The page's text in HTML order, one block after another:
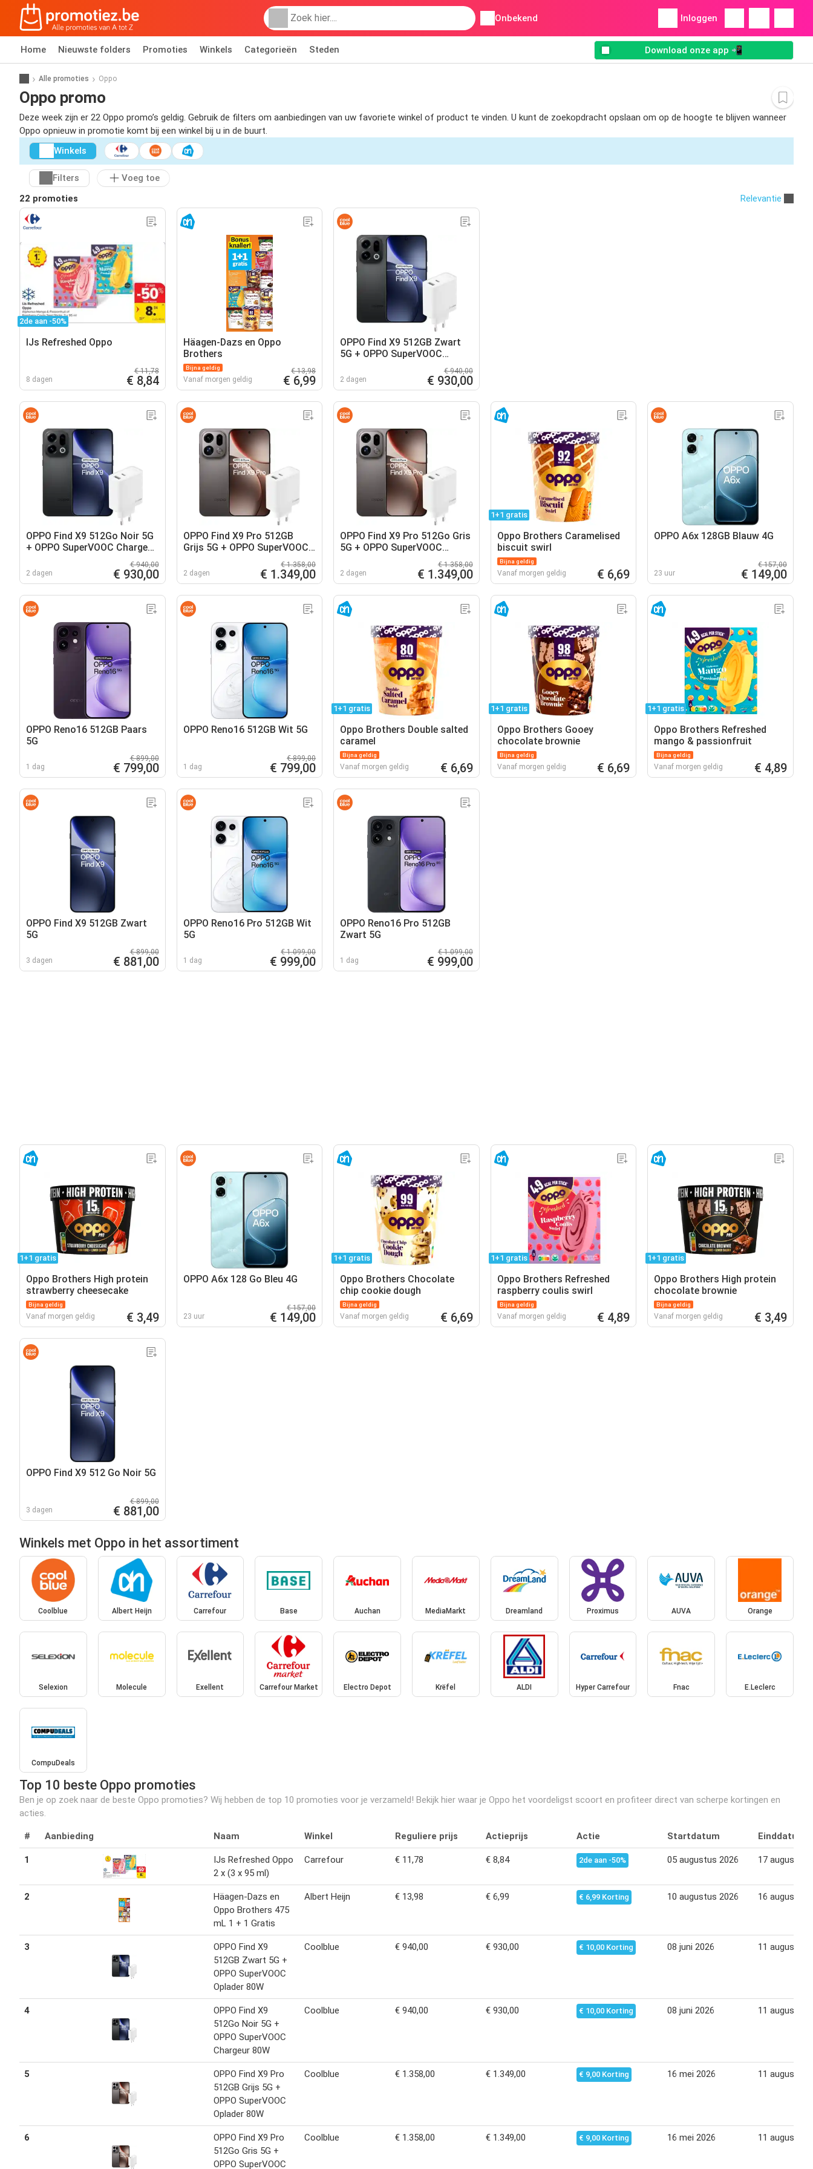
Onbekend Inloggen
Home Nieuwste folders Promoties Winkels Categorieën Steden Download onze app 📲
Alle promoties Oppo
Oppo promo
Deze week zijn er 22 Oppo promo’s geldig. Gebruik de filters om aanbiedingen van uw favoriete winkel of product te vinden. U kunt de zoekopdracht opslaan om op de hoogte te blijven wanneer
Oppo opnieuw in promotie komt bij een winkel bij u in de buurt.
Winkels
Filters
Voeg toe
22 promoties
Relevantie
2de aan -50%
IJs Refreshed Oppo
8 dagen
€ 11,78
€ 8,84
Häagen-Dazs en Oppo
Brothers
Bijna geldig
Vanaf morgen geldig
€ 13,98
€ 6,99
OPPO Find X9 512GB Zwart
5G + OPPO SuperVOOC
2 dagen
€ 940,00
€ 930,00
OPPO Find X9 512Go Noir 5G
+ OPPO SuperVOOC Chargeur
2 dagen
€ 940,00
€ 930,00
OPPO Find X9 Pro 512GB
Grijs 5G + OPPO SuperVOOC
2 dagen
€ 1.358,00
€ 1.349,00
OPPO Find X9 Pro 512Go Gris
5G + OPPO SuperVOOC
2 dagen
€ 1.358,00
€ 1.349,00
1+1 gratis
Oppo Brothers Caramelised
biscuit swirl
Bijna geldig
Vanaf morgen geldig € 6,69
OPPO A6x 128GB Blauw 4G
23 uur
€ 157,00
€ 149,00
OPPO Reno16 512GB Paars
5G
1 dag
€ 899,00
€ 799,00
OPPO Reno16 512GB Wit 5G
1 dag
€ 899,00
€ 799,00
1+1 gratis
Oppo Brothers Double salted
caramel
Bijna geldig
Vanaf morgen geldig € 6,69
1+1 gratis
Oppo Brothers Gooey
chocolate brownie
Bijna geldig
Vanaf morgen geldig € 6,69
1+1 gratis
Oppo Brothers Refreshed
mango & passionfruit
Bijna geldig
Vanaf morgen geldig € 4,89
OPPO Find X9 512GB Zwart
5G
3 dagen
€ 899,00
€ 881,00
OPPO Reno16 Pro 512GB Wit
5G
1 dag
€ 1.099,00
€ 999,00
OPPO Reno16 Pro 512GB
Zwart 5G
1 dag
€ 1.099,00
€ 999,00
1+1 gratis
Oppo Brothers High protein
strawberry cheesecake
Bijna geldig
Vanaf morgen geldig € 3,49
OPPO A6x 128 Go Bleu 4G
23 uur
€ 157,00
€ 149,00
1+1 gratis
Oppo Brothers Chocolate
chip cookie dough
Bijna geldig
Vanaf morgen geldig € 6,69
1+1 gratis
Oppo Brothers Refreshed
raspberry coulis swirl
Bijna geldig
Vanaf morgen geldig € 4,89
1+1 gratis
Oppo Brothers High protein
chocolate brownie
Bijna geldig
Vanaf morgen geldig € 3,49
OPPO Find X9 512 Go Noir 5G
3 dagen
€ 899,00
€ 881,00
Winkels met Oppo in het assortiment
Coolblue Albert Heijn Carrefour Base Auchan MediaMarkt Dreamland Proximus AUVA Orange
Selexion Molecule Exellent Carrefour Market Electro Depot Krëfel ALDI Hyper Carrefour Fnac E.Leclerc
CompuDeals
Top 10 beste Oppo promoties
Ben je op zoek naar de beste Oppo promoties? Wij hebben de top 10 promoties voor je verzameld! Bekijk hier waar je Oppo het voordeligst scoort en profiteer direct van scherpe kortingen en
acties.
# Aanbieding Naam Winkel Reguliere prijs Actieprijs Actie Startdatum Einddatum
1
IJs Refreshed Oppo
2 x (3 x 95 ml)
Carrefour € 11,78 € 8,84 2de aan -50% 05 augustus 2026 17 augustus
2
Häagen-Dazs en
Oppo Brothers 475
mL 1 + 1 Gratis
Albert Heijn € 13,98 € 6,99 € 6,99 Korting 10 augustus 2026 16 augustus
3
OPPO Find X9
512GB Zwart 5G +
OPPO SuperVOOC
Oplader 80W
Coolblue € 940,00 € 930,00 € 10,00 Korting 08 juni 2026 11 augustus
4
OPPO Find X9
512Go Noir 5G +
OPPO SuperVOOC
Chargeur 80W
Coolblue € 940,00 € 930,00 € 10,00 Korting 08 juni 2026 11 augustus
5
OPPO Find X9 Pro
512GB Grijs 5G +
OPPO SuperVOOC
Oplader 80W
Coolblue € 1.358,00 € 1.349,00 € 9,00 Korting 16 mei 2026 11 augustus
6
OPPO Find X9 Pro
512Go Gris 5G +
OPPO SuperVOOC
Coolblue € 1.358,00 € 1.349,00 € 9,00 Korting 16 mei 2026 11 augustus